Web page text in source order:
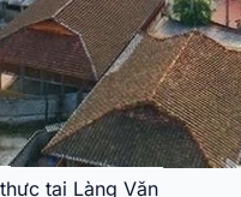
tại Làng Văn